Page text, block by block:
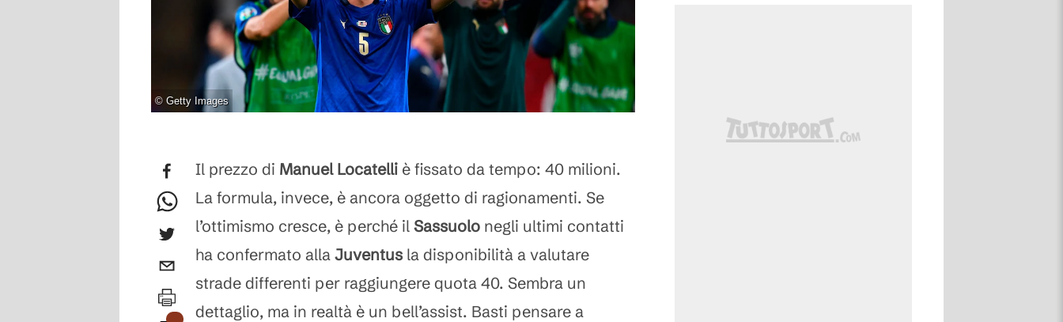
© Getty Images
Il prezzo di Manuel Locatelli è fissato da tempo: 40 milioni.
La formula, invece, è ancora oggetto di ragionamenti. Se
l’ottimismo cresce, è perché il Sassuolo negli ultimi contatti
ha confermato alla Juventus la disponibilità a valutare
strade differenti per raggiungere quota 40. Sembra un
dettaglio, ma in realtà è un bell’assist. Basti pensare a